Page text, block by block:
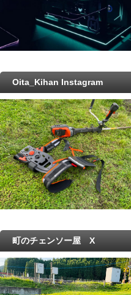
Oita_Kihan Instagram
町のチェンソー屋 X